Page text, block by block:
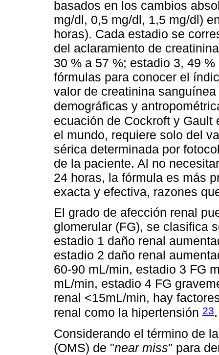
basados en los cambios
mg/dl, 0,5 mg/dl, 1,5 mg/dl)
horas). Cada estadio se
del aclaramiento de
30 % a 57 %; estadio 3, 49
fórmulas para conocer el
valor de creatinina
demográficas y
ecuación de Cockroft y
el mundo, requiere solo del
sérica determinada por
de la paciente. Al no
24 horas, la fórmula es más
exacta y efectiva, razones
El grado de afección renal
glomerular (FG), se clasifica
estadio 1 daño renal
estadio 2 daño renal
60-90 mL/min, estadio 3 FG
mL/min, estadio 4 FG
renal <15mL/min, hay
renal como la hipertensión 23.
Considerando el término de
(OMS) de "near miss" para